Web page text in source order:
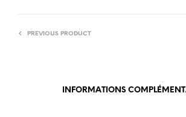
PREVIOUS PRODUCT
INFORMATIONS